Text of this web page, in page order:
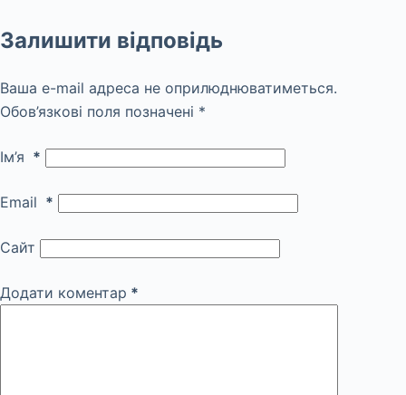
Залишити відповідь
Ваша e-mail адреса не оприлюднюватиметься.
Обов’язкові поля позначені *
Ім’я *
Email *
Сайт
Додати коментар *